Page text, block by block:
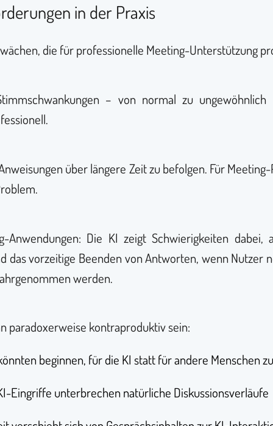
in der Praxis
die für professionelle Meeting-Unterstützung
– von normal zu
über längere Zeit zu befolgen. Für
Die KI zeigt Schwierigkeiten dabei,
vorzeitige Beenden von Antworten, wenn Nutzer
werden.
paradoxerweise kontraproduktiv sein:
beginnen, für die KI statt für andere Menschen
Eingriffe unterbrechen natürliche Diskussionsverläufe